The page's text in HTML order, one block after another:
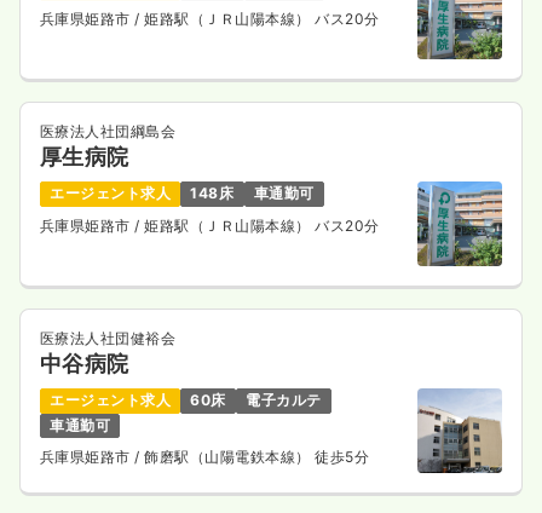
兵庫県姫路市 / 姫路駅（ＪＲ山陽本線） バス20分
医療法人社団綱島会
厚生病院
エージェント求人 148床
車通勤可
兵庫県姫路市 / 姫路駅（ＪＲ山陽本線） バス20分
医療法人社団健裕会
中谷病院
エージェント求人 60床
電子カルテ
車通勤可
兵庫県姫路市/ 飾磨駅（山陽電鉄本線） 徒歩5分